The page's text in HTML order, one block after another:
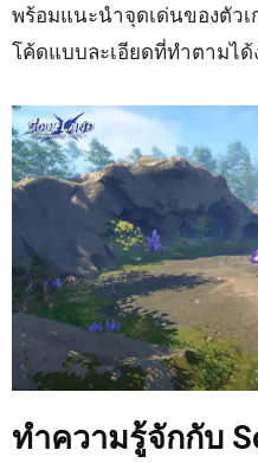
พร้อมแนะนำจุดเด่นของตัว
โค้ดแบบละเอียดที่ทำตามได้
ทำความรู้จักกับ